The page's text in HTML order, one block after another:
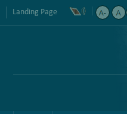
Landing Page